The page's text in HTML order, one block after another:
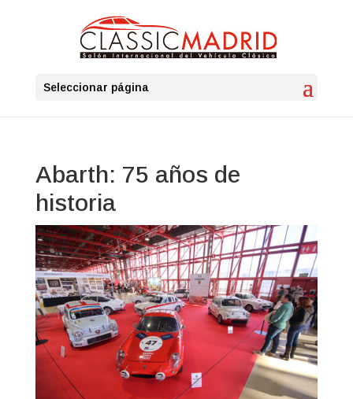
Seleccionar página
Abarth: 75 años de
historia